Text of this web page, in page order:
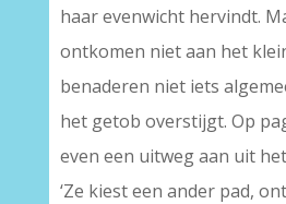
haar evenwicht hervindt.
ontkomen niet aan het
benaderen niet iets
het getob overstijgt. Op
even een uitweg aan uit
‘Ze kiest een ander pad,